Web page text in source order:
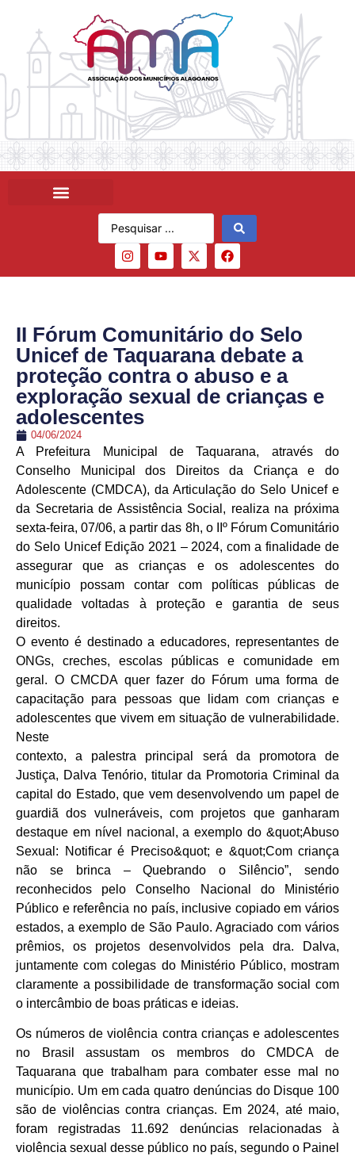
II Fórum Comunitário do Selo
Unicef de Taquarana debate a
proteção contra o abuso e a
exploração sexual de crianças e
adolescentes
04/06/2024
A Prefeitura Municipal de Taquarana, através do
Conselho Municipal dos Direitos da Criança e do
Adolescente (CMDCA), da Articulação do Selo Unicef e
da Secretaria de Assistência Social, realiza na próxima
sexta-feira, 07/06, a partir das 8h, o IIº Fórum Comunitário
do Selo Unicef Edição 2021 – 2024, com a finalidade de
assegurar que as crianças e os adolescentes do
município possam contar com políticas públicas de
qualidade voltadas à proteção e garantia de seus
direitos.
O evento é destinado a educadores, representantes de
ONGs, creches, escolas públicas e comunidade em
geral. O CMCDA quer fazer do Fórum uma forma de
capacitação para pessoas que lidam com crianças e
adolescentes que vivem em situação de vulnerabilidade.
Neste
contexto, a palestra principal será da promotora de
Justiça, Dalva Tenório, titular da Promotoria Criminal da
capital do Estado, que vem desenvolvendo um papel de
guardiã dos vulneráveis, com projetos que ganharam
destaque em nível nacional, a exemplo do &quot;Abuso
Sexual: Notificar é Preciso&quot; e &quot;Com criança
não se brinca – Quebrando o Silêncio”, sendo
reconhecidos pelo Conselho Nacional do Ministério
Público e referência no país, inclusive copiado em vários
estados, a exemplo de São Paulo. Agraciado com vários
prêmios, os projetos desenvolvidos pela dra. Dalva,
juntamente com colegas do Ministério Público, mostram
claramente a possibilidade de transformação social com
o intercâmbio de boas práticas e ideias.
Os números de violência contra crianças e adolescentes
no Brasil assustam os membros do CMDCA de
Taquarana que trabalham para combater esse mal no
município. Um em cada quatro denúncias do Disque 100
são de violências contra crianças. Em 2024, até maio,
foram registradas 11.692 denúncias relacionadas à
violência sexual desse público no país, segundo o Painel